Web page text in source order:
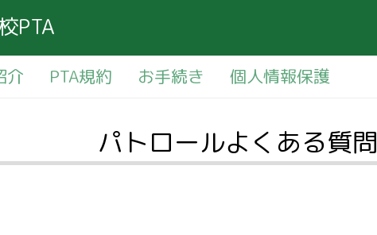
PTA
介 PTA規約 お手続き 個人情報保護
パトロールよくある質問